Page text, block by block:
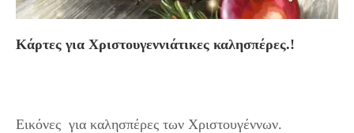
Κάρτες για Χριστουγεννιάτικες καλησπέρες.!
Εικόνες για καλησπέρες των Χριστουγέννων.